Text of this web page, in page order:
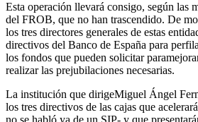
Esta operación llevará consigo, según las
del FROB, que no han trascendido. De
los tres directores generales de estas
directivos del Banco de España para
los fondos que pueden solicitar
realizar las prejubilaciones necesarias.
La institución que dirigeMiguel Ángel
los tres directivos de las cajas que